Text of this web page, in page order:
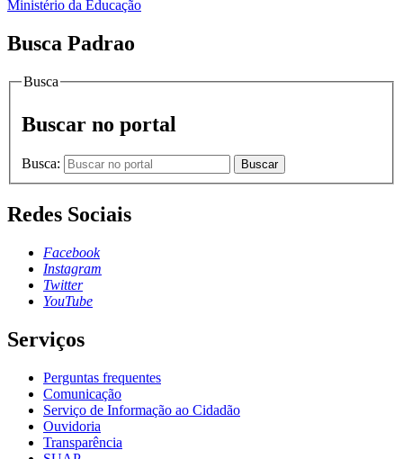
Ministério da Educação
Busca Padrao
Busca
Buscar no portal
Busca: Buscar
Redes Sociais
Facebook
Instagram
Twitter
YouTube
Serviços
Perguntas frequentes
Comunicação
Serviço de Informação ao Cidadão
Ouvidoria
Transparência